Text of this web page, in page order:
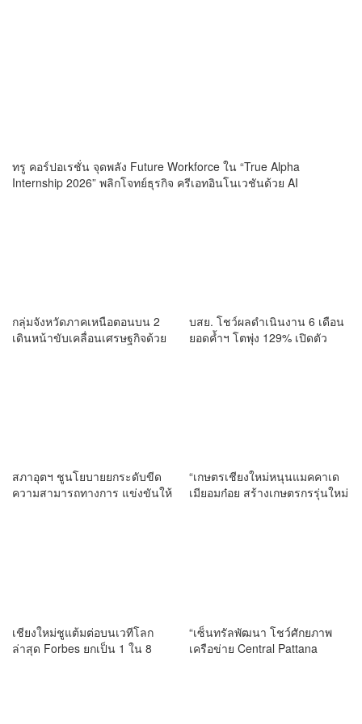
ทรู คอร์ปอเรชั่น จุดพลัง Future Workforce ใน “True Alpha
Internship 2026” พลิกโจทย์ธุรกิจ ครีเอทอินโนเวชันด้วย AI
กลุ่มจังหวัดภาคเหนือตอนบน 2
เดินหน้าขับเคลื่อนเศรษฐกิจด้วย
บสย. โชว์ผลดำเนินงาน 6 เดือน
ยอดค้ำฯ โตพุ่ง 129% เปิดตัว
สภาอุตฯ ชูนโยบายยกระดับขีด
ความสามารถทางการ แข่งขันให้
“เกษตรเชียงใหม่หนุนแมคคาเด
เมียอมก๋อย สร้างเกษตรกรรุ่นใหม่
เชียงใหม่ชูแต้มต่อบนเวทีโลก
ล่าสุด Forbes ยกเป็น 1 ใน 8
“เซ็นทรัลพัฒนา โชว์ศักยภาพ
เครือข่าย Central Pattana